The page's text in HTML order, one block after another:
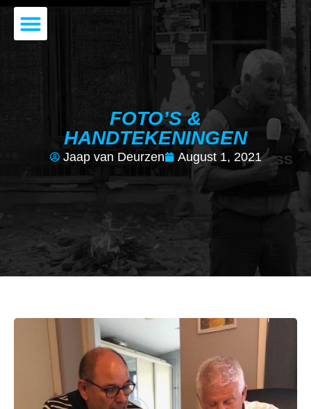
FOTO’S &
HANDTEKENINGEN
Jaap van Deurzen August 1, 2021